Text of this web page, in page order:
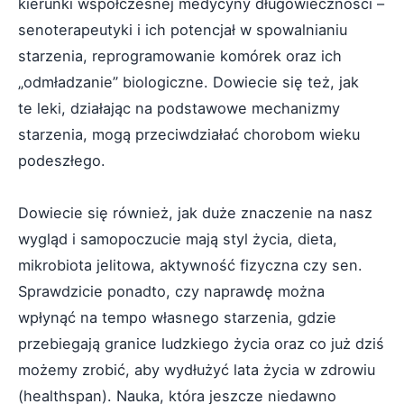
kierunki współczesnej medycyny długowieczności –
senoterapeutyki i ich potencjał w spowalnianiu
starzenia, reprogramowanie komórek oraz ich
„odmładzanie” biologiczne. Dowiecie się też, jak
te leki, działając na podstawowe mechanizmy
starzenia, mogą przeciwdziałać chorobom wieku
podeszłego.
Dowiecie się również, jak duże znaczenie na nasz
wygląd i samopoczucie mają styl życia, dieta,
mikrobiota jelitowa, aktywność fizyczna czy sen.
Sprawdzicie ponadto, czy naprawdę można
wpłynąć na tempo własnego starzenia, gdzie
przebiegają granice ludzkiego życia oraz co już dziś
możemy zrobić, aby wydłużyć lata życia w zdrowiu
(healthspan). Nauka, która jeszcze niedawno